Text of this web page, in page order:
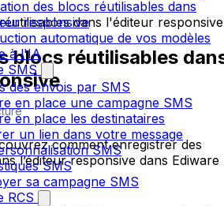
des blocs réutilisables dans
responsive
automatique de vos modèles
à l'IA
SMS
des envois par SMS
en place une campagne SMS
en place les destinataires
un lien dans votre message
SMS
SMS
sa campagne SMS
RCS
dans l'éditeur responsive
blocs réutilisables
comment enregistrer des
l’éditeur responsive dans Ediware